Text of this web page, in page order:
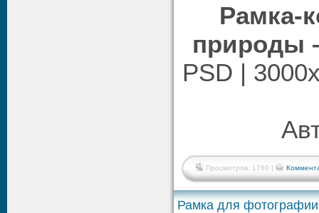
Рамка-
природы
PSD |
Просмотров: 1760 |
Рамка для